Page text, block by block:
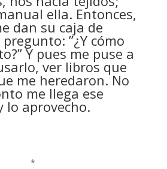
ella. Entonces,
dan su caja de
”¿Y cómo
Y pues me puse a
ver libros que
me heredaron. No
me llega ese
lo aprovecho.
*